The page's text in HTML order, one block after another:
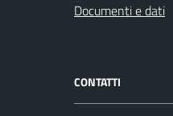
Documenti e dati
CONTATTI